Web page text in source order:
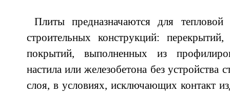
Плиты предназначаются для
строительных конструкций:
покрытий, выполненных из
настила или железобетона без
слоя, в условиях, исключающих контакт